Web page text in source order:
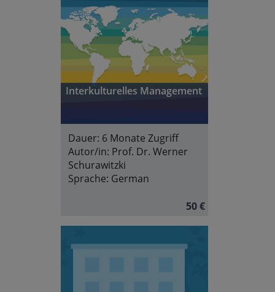
Interkulturelles Management
Dauer: 6 Monate Zugriff
Autor/in: Prof. Dr. Werner
Schurawitzki
Sprache: German
50 €